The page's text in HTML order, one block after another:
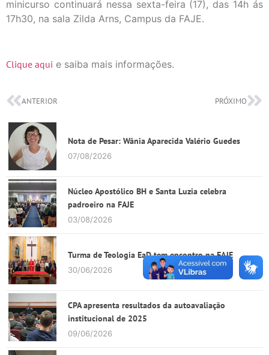
minicurso continuará nessa sexta-feira (17), das 14h ás
17h30, na sala Zilda Arns, Campus da FAJE.
Clique aqui e saiba mais informações.
ANTERIOR PRÓXIMO
Nota de Pesar: Wânia Aparecida Valério Guedes
07/08/2026
Núcleo Apostólico BH e Santa Luzia celebra
padroeiro na FAJE
03/08/2026
Turma de Teologia EaD tem encontro na FAJE
30/06/2026
CPA apresenta resultados da autoavaliação
institucional de 2025
09/06/2026